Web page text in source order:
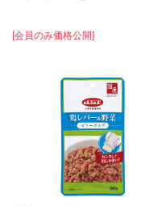
[会員のみ価格公開]